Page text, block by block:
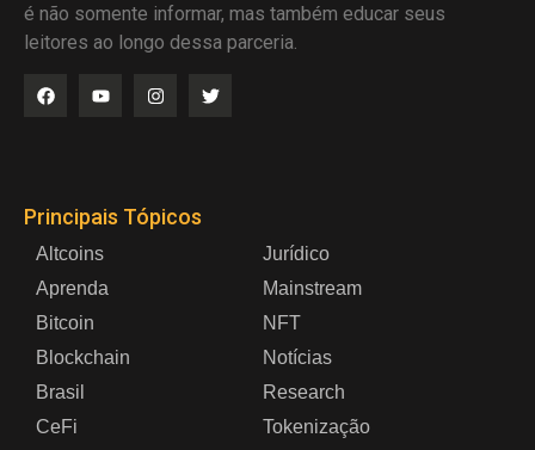
é não somente informar, mas também educar seus
leitores ao longo dessa parceria.
Principais Tópicos
Altcoins
Aprenda
Bitcoin
Blockchain
Brasil
CeFi
Jurídico
Mainstream
NFT
Notícias
Research
Tokenização